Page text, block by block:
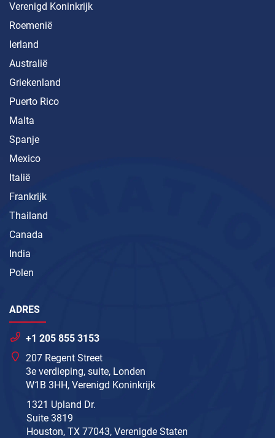
Verenigd Koninkrijk
Roemenië
Ierland
Australië
Griekenland
Puerto Rico
Malta
Spanje
Mexico
Italië
Frankrijk
Thailand
Canada
India
Polen
ADRES
+1 205 855 3153
207 Regent Street
3e verdieping, suite, Londen
W1B 3HH, Verenigd Koninkrijk
1321 Upland Dr.
Suite 3819
Houston, TX 77043, Verenigde Staten